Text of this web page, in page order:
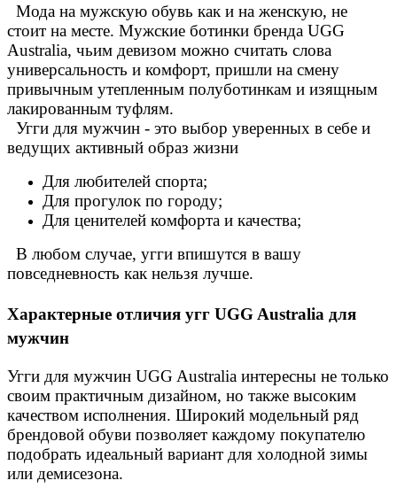
Мода на мужскую обувь как и на женскую, не
стоит на месте. Мужские ботинки бренда UGG
Australia, чьим девизом можно считать слова
универсальность и комфорт, пришли на смену
привычным утепленным полуботинкам и изящным
лакированным туфлям.
Угги для мужчин - это выбор уверенных в себе и
ведущих активный образ жизни
Для любителей спорта;
Для прогулок по городу;
Для ценителей комфорта и качества;
В любом случае, угги впишутся в вашу
повседневность как нельзя лучше.
Характерные отличия угг UGG Australia для
мужчин
Угги для мужчин UGG Australia интересны не только
своим практичным дизайном, но также высоким
качеством исполнения. Широкий модельный ряд
брендовой обуви позволяет каждому покупателю
подобрать идеальный вариант для холодной зимы
или демисезона.